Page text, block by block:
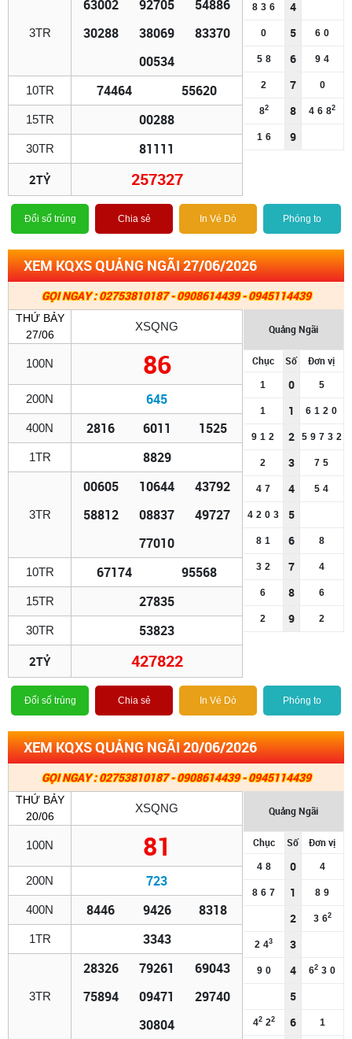
3TR
63002 92705
54886
30288
38069
83370
00534
10TR 74464 55620
15TR 00288
30TR 81111
2TỶ 257327
8 3 6 4
0 5 6 0
5 8 6 9 4
2 7 0
82 8 4 6 82
1 6 9
Đổi số trúng Chia sẻ In Vé Dò Phóng to
XEM KQXS QUẢNG NGÃI 27/06/2026
GỌI NGAY : 02753810187 - 0908614439 - 0945114439
THỨ BẢY
27/06
XSQNG
100N 86
200N 645
400N 2816 6011 1525
1TR 8829
3TR
00605 10644
43792
58812
08837
49727
77010
10TR 67174 95568
15TR 27835
30TR 53823
2TỶ 427822
Quảng Ngãi
Chục Số Đơn vị
1 0 5
1 1 6 1 2 0
9 1 2 2 5 9 7 3 2
2 3 7 5
4 7 4 5 4
4 2 0 3 5
8 1 6 8
3 2 7 4
6 8 6
2 9 2
Đổi số trúng Chia sẻ In Vé Dò Phóng to
XEM KQXS QUẢNG NGÃI 20/06/2026
GỌI NGAY : 02753810187 - 0908614439 - 0945114439
THỨ BẢY
20/06
XSQNG
100N 81
200N 723
400N 8446 9426 8318
1TR 3343
3TR
28326 79261
69043
75894
09471
29740
30804
Quảng Ngãi
Chục Số Đơn vị
4 8 0 4
8 6 7 1 8 9
2 3 62
2 43 3
9 0 4 62 3 0
5
42 22 6 1